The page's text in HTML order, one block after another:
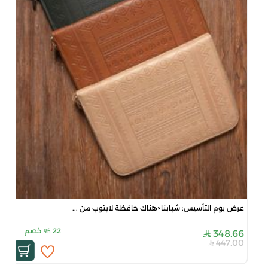
عرض يوم التأسيس: شبابنا×هناك حافظة لابتوب من ...
348.66
22
% خصم
447.00